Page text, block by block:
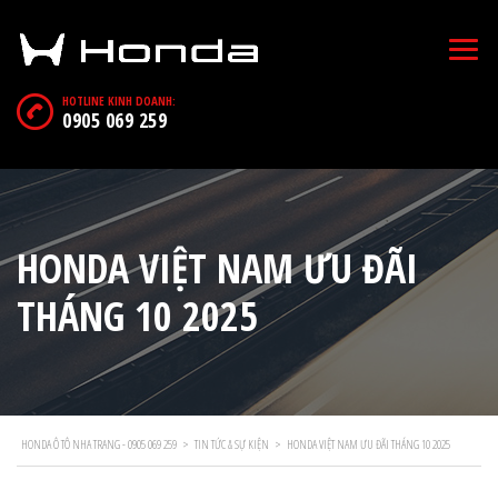
HOTLINE KINH DOANH:
0905 069 259
HONDA VIỆT NAM ƯU ĐÃI
THÁNG 10 2025
HONDA Ô TÔ NHA TRANG - 0905 069 259 > TIN TỨC & SỰ KIỆN > HONDA VIỆT NAM ƯU ĐÃI THÁNG 10 2025